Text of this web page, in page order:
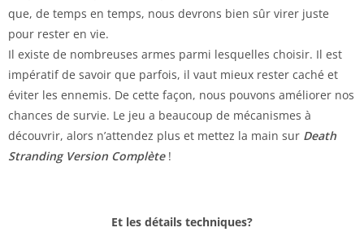
que, de temps en temps, nous devrons bien sûr virer juste
pour rester en vie.
Il existe de nombreuses armes parmi lesquelles choisir. Il est
impératif de savoir que parfois, il vaut mieux rester caché et
éviter les ennemis. De cette façon, nous pouvons améliorer nos
chances de survie. Le jeu a beaucoup de mécanismes à
découvrir, alors n’attendez plus et mettez la main sur Death
Stranding Version Complète!
Et les détails techniques?